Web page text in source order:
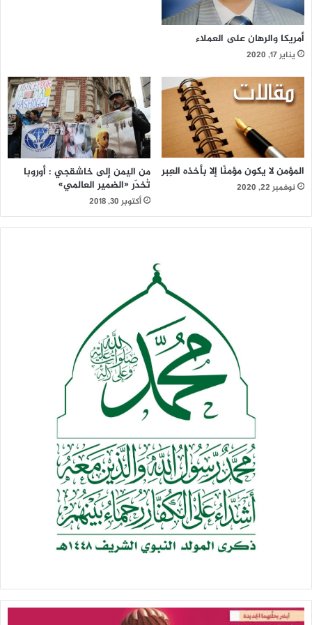
في تربة ذبحان ؟
من المستفيد ؟ ومن الخاسر من هذه المعركة ؟
للإجابة على ذلك باختصار نوضح الآتي :
.. لكون موقع هذه المنطقة استرايجي من الناحية العسكرية او
أخرى كون هده المنطقة تمثل دماغ الجسد الوطني ونقل معركة
المرتزقة لهذا الدماغ هو تخلص من هذا الدماغ الذي يدرك خطر
مطامع قوى الناتو المتوحش ولأن الغرب لا يرغب بمن يقول لا
لمشاريع التغريب أو من يعترض على المطامع التوسعية للقوى
المتصهينة إقليميا ويقتضي الأمر من وجهة نظر الرباعية تحويل
هذه المنطقة إلى منطقة طرد وليس استقرار .
أما بالنسبة عن المستفيد من ذلك فهي دول الرباعية واسرائيل
والخاسر في الأول والأخير هو اليمن وأبناؤه …
أمريكا والرهان على العملاء
يناير 17, 2020
المؤمن لا يكون مؤمنًا إلا بأخذه العِبر
نوفمبر 22, 2020
من اليمن إلى خاشقجي : أوروبا
تُخدّر «الضمير العالمي»
أكتوبر 30, 2018